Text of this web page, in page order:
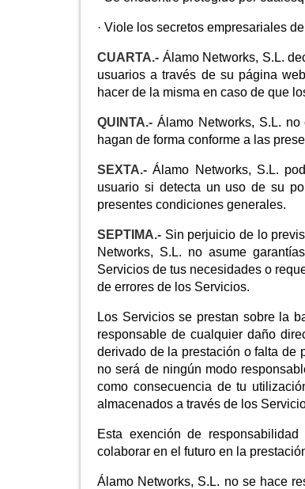
· Viole los secretos empresariales
CUARTA.- Álamo Networks, S.L.
usuarios a través de su página
hacer de la misma en caso de que
QUINTA.- Álamo Networks, S.L.
hagan de forma conforme a las
SEXTA.-Álamo Networks, S.L.
usuario si detecta un uso de su
presentes condiciones generales.
SEPTIMA.- Sin perjuicio de lo
Networks, S.L. no asume
Servicios de tus necesidades o
de errores de los Servicios.
Los Servicios se prestan sobre la
responsable de cualquier daño
derivado de la prestación o falta de
no será de ningún modo
como consecuencia de tu
almacenados a través de los
Esta exención de
colaborar en el futuro en la
Álamo Networks, S.L. no se hace